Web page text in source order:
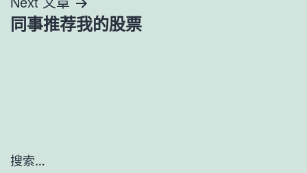
航
同事推荐我的股票
搜索…